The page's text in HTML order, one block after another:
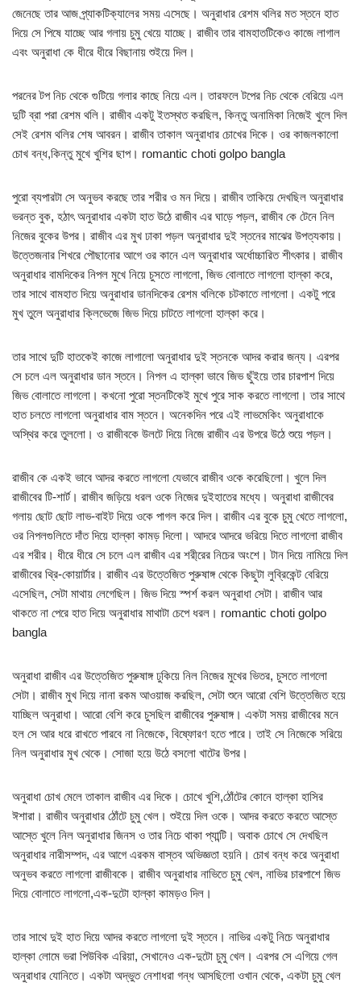
জেনেছে তার আজ প্র্যাকটিক্যালের সময় এসেছে। অনুরাধার রেশম থলির মত স্তনে হাত
দিয়ে সে পিষে যাচ্ছে আর গলায় চুমু খেয়ে যাচ্ছে। রাজীব তার বামহাতটিকেও কাজে লাগাল
এবং অনুরাধা কে ধীরে ধীরে বিছানায় শুইয়ে দিল।
পরনের টপ নিচ থেকে গুটিয়ে গলার কাছে নিয়ে এল। তারফলে টপের নিচ থেকে বেরিয়ে এল
দুটি ব্রা পরা রেশম থলি। রাজীব একটু ইতস্থত করছিল, কিন্তু অনামিকা নিজেই খুলে দিল
সেই রেশম থলির শেষ আবরন। রাজীব তাকাল অনুরাধার চোখের দিকে। ওর কাজলকালো
চোখ বন্ধ,কিন্তু মুখে খুশির ছাপ। romantic choti golpo bangla
পুরো ব্যপারটা সে অনুভব করছে তার শরীর ও মন দিয়ে। রাজীব তাকিয়ে দেখছিল অনুরাধার
ভরন্ত বুক, হঠাৎ অনুরাধার একটা হাত উঠে রাজীব এর ঘাড়ে পড়ল, রাজীব কে টেনে নিল
নিজের বুকের উপর। রাজীব এর মুখ ঢাকা পড়ল অনুরাধার দুই স্তনের মাঝের উপত্যকায়।
উত্তেজনার শিখরে পৌছানোর আগে ওর কানে এল অনুরাধার অর্ধোচ্চারিত শীৎকার। রাজীব
অনুরাধার বামদিকের নিপল মুখে নিয়ে চুসতে লাগলো, জিভ বোলাতে লাগলো হাল্কা করে,
তার সাথে বামহাত দিয়ে অনুরাধার ডানদিকের রেশম থলিকে চটকাতে লাগলো। একটু পরে
মুখ তুলে অনুরাধার ক্লিভেজে জিভ দিয়ে চাটতে লাগলো হাল্কা করে।
তার সাথে দুটি হাতকেই কাজে লাগালো অনুরাধার দুই স্তনকে আদর করার জন্য। এরপর
সে চলে এল অনুরাধার ডান স্তনে। নিপল এ হাল্কা ভাবে জিভ ছুঁইয়ে তার চারপাশ দিয়ে
জিভ বোলাতে লাগলো। কখনো পুরো স্তনটিকেই মুখে পুরে সাক করতে লাগলো। তার সাথে
হাত চলতে লাগলো অনুরাধার বাম স্তনে। অনেকদিন পরে এই লাভমেকিং অনুরাধাকে
অস্থির করে তুললো। ও রাজীবকে উলটে দিয়ে নিজে রাজীব এর উপরে উঠে শুয়ে পড়ল।
রাজীব কে একই ভাবে আদর করতে লাগলো যেভাবে রাজীব ওকে করেছিলো। খুলে দিল
রাজীবের টি-শার্ট। রাজীব জড়িয়ে ধরল ওকে নিজের দুইহাতের মধ্যে। অনুরাধা রাজীবের
গলায় ছোট ছোট লাভ-বাইট দিয়ে ওকে পাগল করে দিল। রাজীব এর বুকে চুমু খেতে লাগলো,
ওর নিপলগুলিতে দাঁত দিয়ে হাল্কা কামড় দিলো। আদরে আদরে ভরিয়ে দিতে লাগলো রাজীব
এর শরীর। ধীরে ধীরে সে চলে এল রাজীব এর শরী্রের নিচের অংশে। টান দিয়ে নামিয়ে দিল
রাজীবের থ্রি-কোয়ার্টার। রাজীব এর উত্তেজিত পুরুষাঙ্গ থেকে কিছুটা লুব্রিকেন্ট বেরিয়ে
এসেছিল, সেটা মাথায় লেগেছিল। জিভ দিয়ে স্পর্শ করল অনুরাধা সেটা। রাজীব আর
থাকতে না পেরে হাত দিয়ে অনুরাধার মাথাটা চেপে ধরল। romantic choti golpo
bangla
অনুরাধা রাজীব এর উত্তেজিত পুরুষাঙ্গ ঢুকিয়ে নিল নিজের মুখের ভিতর, চুসতে লাগলো
সেটা। রাজীব মুখ দিয়ে নানা রকম আওয়াজ করছিল, সেটা শুনে আরো বেশি উত্তেজিত হয়ে
যাচ্ছিল অনুরাধা। আরো বেশি করে চুসছিল রাজীবের পুরুষাঙ্গ। একটা সময় রাজীবের মনে
হল সে আর ধরে রাখতে পারবে না নিজেকে, বিষ্ফোরণ হতে পারে। তাই সে নিজেকে সরিয়ে
নিল অনুরাধার মুখ থেকে। সোজা হয়ে উঠে বসলো খাটের উপর।
অনুরাধা চোখ মেলে তাকাল রাজীব এর দিকে। চোখে খুশি,ঠোঁটের কোনে হাল্কা হাসির
ঈশারা। রাজীব অনুরাধার ঠোঁটে চুমু খেল। শুইয়ে দিল ওকে। আদর করতে করতে আস্তে
আস্তে খুলে নিল অনুরাধার জিনস ও তার নিচে থাকা প্যান্টি। অবাক চোখে সে দেখছিল
অনুরাধার নারীসম্পদ, এর আগে এরকম বাস্তব অভিজ্ঞতা হয়নি। চোখ বন্ধ করে অনুরাধা
অনুভব করতে লাগলো রাজীবকে। রাজীব অনুরাধার নাভিতে চুমু খেল, নাভির চারপাশে জিভ
দিয়ে বোলাতে লাগলো,এক-দুটো হাল্কা কামড়ও দিল।
তার সাথে দুই হাত দিয়ে আদর করতে লাগলো দুই স্তনে। নাভির একটু নিচে অনুরাধার
হাল্কা লোমে ভরা পিউবিক এরিয়া, সেখানেও এক-দুটো চুমু খেল। এরপর সে এগিয়ে গেল
অনুরাধার যোনিতে। একটা অদ্ভুত নেশাধরা গন্ধ আসছিলো ওখান থেকে, একটা চুমু খেল